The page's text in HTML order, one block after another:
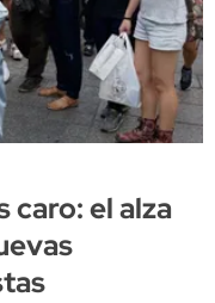
caro: el alza